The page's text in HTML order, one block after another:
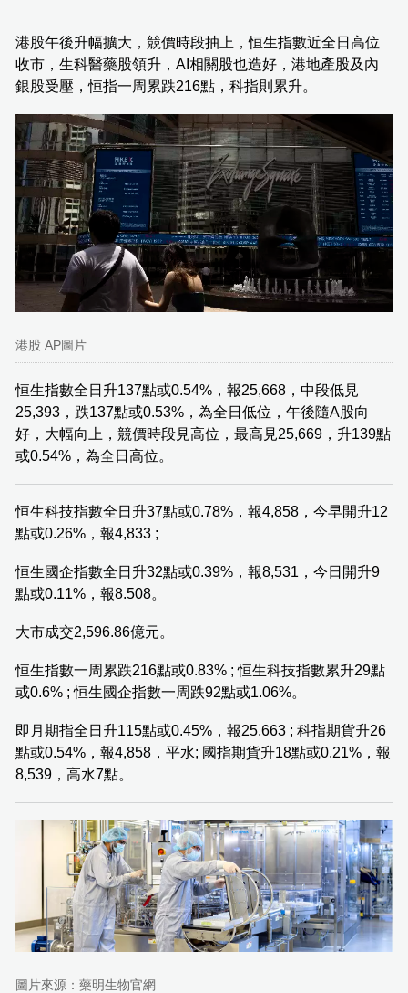
港股午後升幅擴大，競價時段抽上，恒生指數近全日高位
收市，生科醫藥股領升，AI相關股也造好，港地產股及內
銀股受壓，恒指一周累跌216點，科指則累升。
港股 AP圖片
恒生指數全日升137點或0.54%，報25,668，中段低見
25,393，跌137點或0.53%，為全日低位，午後隨A股向
好，大幅向上，競價時段見高位，最高見25,669，升139點
或0.54%，為全日高位。
恒生科技指數全日升37點或0.78%，報4,858，今早開升12
點或0.26%，報4,833 ;
恒生國企指數全日升32點或0.39%，報8,531，今日開升9
點或0.11%，報8.508。
大市成交2,596.86億元。
恒生指數一周累跌216點或0.83% ; 恒生科技指數累升29點
或0.6% ; 恒生國企指數一周跌92點或1.06%。
即月期指全日升115點或0.45%，報25,663 ; 科指期貨升26
點或0.54%，報4,858，平水; 國指期貨升18點或0.21%，報
8,539，高水7點。
圖片來源：藥明生物官網